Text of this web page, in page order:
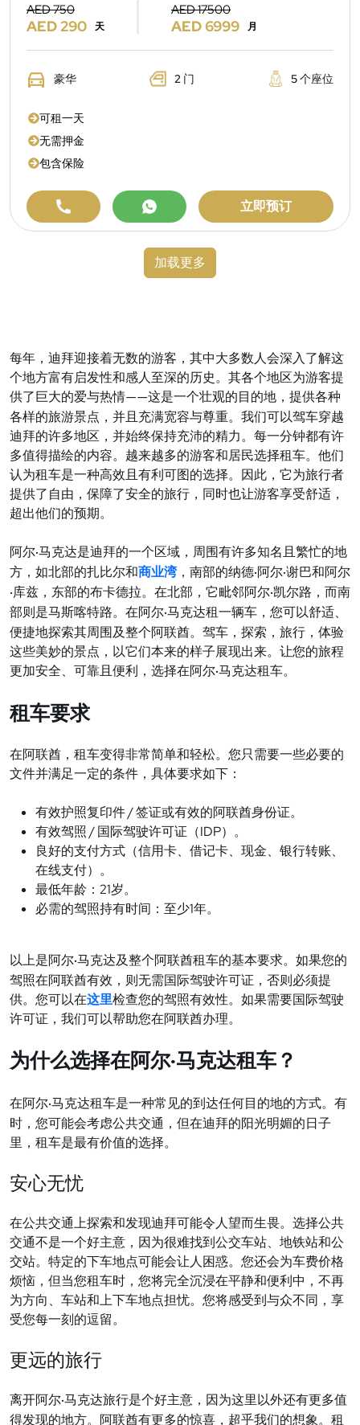
AED 750
AED 290 天
AED 17500
AED 6999 月
豪华 2 门 5 个座位
可租一天
无需押金
包含保险
立即预订
加载更多
每年，迪拜迎接着无数的游客，其中大多数人会深入了解这
个地方富有启发性和感人至深的历史。其各个地区为游客提
供了巨大的爱与热情——这是一个壮观的目的地，提供各种
各样的旅游景点，并且充满宽容与尊重。我们可以驾车穿越
迪拜的许多地区，并始终保持充沛的精力。每一分钟都有许
多值得描绘的内容。越来越多的游客和居民选择租车。他们
认为租车是一种高效且有利可图的选择。因此，它为旅行者
提供了自由，保障了安全的旅行，同时也让游客享受舒适，
超出他们的预期。
阿尔·马克达是迪拜的一个区域，周围有许多知名且繁忙的地
方，如北部的扎比尔和商业湾，南部的纳德·阿尔·谢巴和阿尔
·库兹，东部的布卡德拉。在北部，它毗邻阿尔·凯尔路，而南
部则是马斯喀特路。在阿尔·马克达租一辆车，您可以舒适、
便捷地探索其周围及整个阿联酋。驾车，探索，旅行，体验
这些美妙的景点，以它们本来的样子展现出来。让您的旅程
更加安全、可靠且便利，选择在阿尔·马克达租车。
租 车要求
在阿联酋，租车变得非常简单和轻松。您只需要一些必要的
文件并满足一定的条件，具体要求如下：
有效护照复印件/签证或有效的阿联酋身份证。
有效驾照 / 国 际驾驶许可证（IDP）。
良好的支付方式（信用卡、借记卡、现金、银行转账、
在线支付）。
最低年龄： 21岁。
必需的驾照持有时间：至少1年。
以上是阿尔·马克达及整个阿联酋租车的基本要求。如果您的
驾照在阿联酋有效，则无需国际驾驶许可证，否则必须提
供。您可以在这里检查您的驾照有效性。如果需要国际驾驶
许可证，我们可以帮助您在阿联酋办理。
为什么选择在阿尔·马克达租车？
在阿尔·马克达租车是一种常见的到达任何目的地的方式。有
时，您可能会考虑公共交通，但在迪拜的阳光明媚的日子
里，租车是最有价值的选择。
安心无忧
在公共交通上探索和发现迪拜可能令人望而生畏。选择公共
交通不是一个好主意，因为很难找到公交车站、地铁站和公
交站。特定的下车地点可能会让人困惑。您还会为车费价格
烦恼，但当您租车时，您将完全沉浸在平静和便利中，不再
为方向、车站和上下车地点担忧。您将感受到与众不同，享
受您每一刻的逗留。
更远的旅行
离开阿尔·马克达旅行是个好主意，因为这里以外还有更多值
得发现的地方。阿联酋有更多的惊喜，超乎我们的想象。租